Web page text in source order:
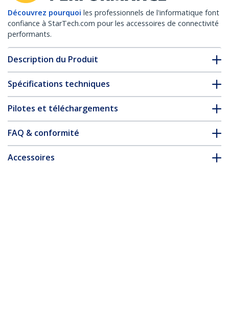
Découvrez pourquoi les professionnels de l'informatique font
confiance à StarTech.com pour les accessoires de connectivité
performants.
Description du Produit
Spécifications techniques
Pilotes et téléchargements
FAQ & conformité
Accessoires